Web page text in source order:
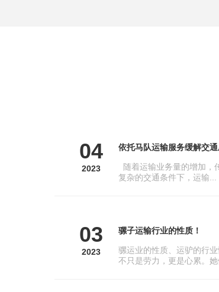
04
2023
依托马队运输服务缓解交
随着运输业务量的增加，
复杂的交通条件下，运输...
03
2023
骡子运输行业的性质！
骡运业的性质、运驴的行
不只是劳力，更是心累。她